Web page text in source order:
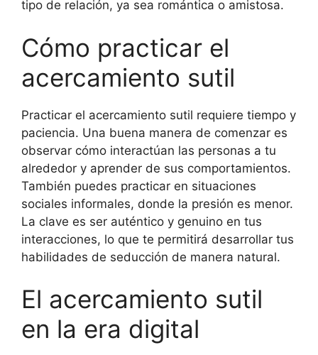
tipo de relación, ya sea romántica o amistosa.
Cómo practicar el
acercamiento sutil
Practicar el acercamiento sutil requiere tiempo y
paciencia. Una buena manera de comenzar es
observar cómo interactúan las personas a tu
alrededor y aprender de sus comportamientos.
También puedes practicar en situaciones
sociales informales, donde la presión es menor.
La clave es ser auténtico y genuino en tus
interacciones, lo que te permitirá desarrollar tus
habilidades de seducción de manera natural.
El acercamiento sutil
en la era digital